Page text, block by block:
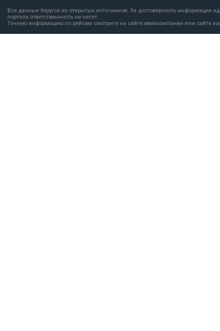
Все данные берутся из открытых источников. За достоверность информации
портала ответственность не несет.
Точную информацию по рейсам смотрите на сайте авиакомпании или сайте